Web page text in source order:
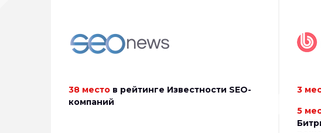
38 место в рейтинге Известности SEO-
компаний
3
5